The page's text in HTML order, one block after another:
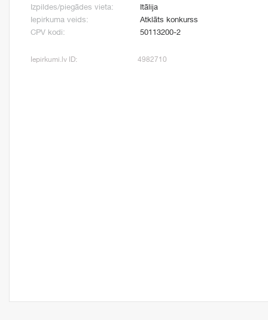
Izpildes/piegādes vieta:
Itālija
Iepirkuma veids:
Atklāts konkurss
CPV kodi:
50113200-2
Iepirkumi.lv ID: 4982710